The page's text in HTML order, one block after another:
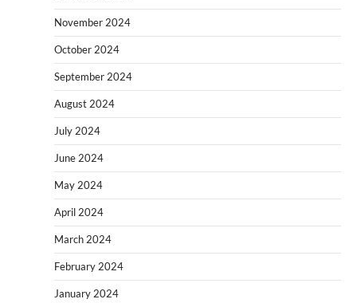
November 2024
October 2024
September 2024
August 2024
July 2024
June 2024
May 2024
April 2024
March 2024
February 2024
January 2024